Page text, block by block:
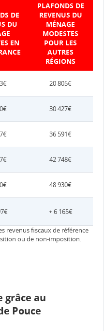
DE
DU
EN
PLAFONDS DE
REVENUS DU
MÉNAGE
MODESTES
POUR LES
AUTRES
RÉGIONS
20 805€
30 427€
36 591€
42 748€
48 930€
+ 6 165€
revenus fiscaux de référence
ou de non-imposition.
grâce au
Pouce